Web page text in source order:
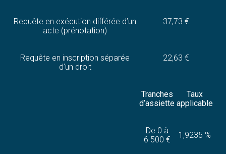
Requête en exécution différée d’un
acte (prénotation)
37,73 €
Requête en inscription séparée
d’un droit
22,63 €
Tranches
d’assiette
Taux
applicable
De 0 à
6 500 €
1,9235 %